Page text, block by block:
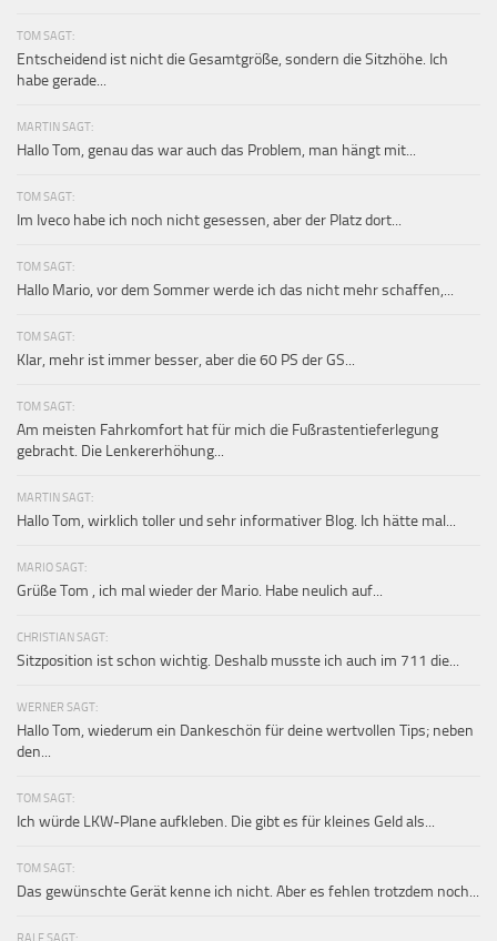
TOM SAGT:
Entscheidend ist nicht die Gesamtgröße, sondern die Sitzhöhe. Ich
habe gerade...
MARTIN SAGT:
Hallo Tom, genau das war auch das Problem, man hängt mit...
TOM SAGT:
Im Iveco habe ich noch nicht gesessen, aber der Platz dort...
TOM SAGT:
Hallo Mario, vor dem Sommer werde ich das nicht mehr schaffen,...
TOM SAGT:
Klar, mehr ist immer besser, aber die 60 PS der GS...
TOM SAGT:
Am meisten Fahrkomfort hat für mich die Fußrastentieferlegung
gebracht. Die Lenkererhöhung...
MARTIN SAGT:
Hallo Tom, wirklich toller und sehr informativer Blog. Ich hätte mal...
MARIO SAGT:
Grüße Tom , ich mal wieder der Mario. Habe neulich auf...
CHRISTIAN SAGT:
Sitzposition ist schon wichtig. Deshalb musste ich auch im 711 die...
WERNER SAGT:
Hallo Tom, wiederum ein Dankeschön für deine wertvollen Tips; neben
den...
TOM SAGT:
Ich würde LKW-Plane aufkleben. Die gibt es für kleines Geld als...
TOM SAGT:
Das gewünschte Gerät kenne ich nicht. Aber es fehlen trotzdem noch...
RALF SAGT: